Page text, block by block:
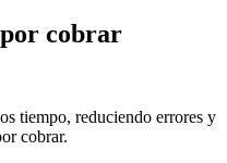
cobrar
tiempo, reduciendo errores y
cobrar.